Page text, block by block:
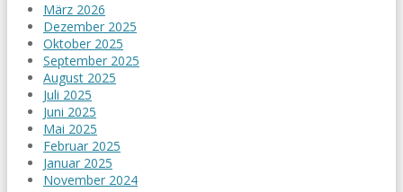
März 2026
Dezember 2025
Oktober 2025
September 2025
August 2025
Juli 2025
Juni 2025
Mai 2025
Februar 2025
Januar 2025
November 2024